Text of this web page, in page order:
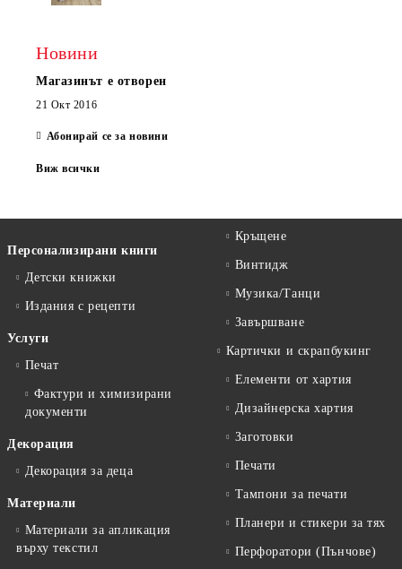
Новини
Магазинът е отворен
21 Окт 2016
Абонирай се за новини
Виж всички
Персонализирани книги
Детски книжки
Издания с рецепти
Услуги
Печат
Фактури и химизирани
документи
Декорация
Декорация за деца
Материали
Материали за апликация
върху текстил
Кръщене
Винтидж
Музика/Танци
Завършване
Картички и скрапбукинг
Елементи от хартия
Дизайнерска хартия
Заготовки
Печати
Тампони за печати
Планери и стикери за тях
Перфоратори (Пънчове)